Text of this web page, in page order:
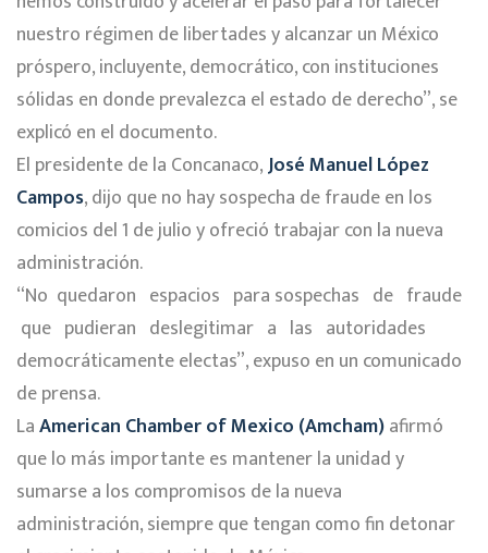
nuestro régimen de libertades y alcanzar un México
próspero, incluyente, democrático, con instituciones
sólidas en donde prevalezca el estado de derecho”, se
explicó en el documento.
El presidente de la Concanaco,José Manuel López
Campos, dijo que no hay sospecha de fraude en los
comicios del 1 de julio y ofreció trabajar con la nueva
administración.
“No quedaron espacios para sospechas de fraude
que pudieran deslegitimar a las autoridades
democráticamente electas”, expuso en un comunicado
de prensa.
LaAmerican Chamber of Mexico (Amcham)afirmó
que lo más importante es mantener la unidad y
sumarse a los compromisos de la nueva
administración, siempre que tengan como fin detonar